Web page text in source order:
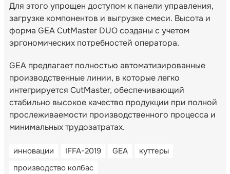
Для этого упрощен доступом к панели управления,
загрузке компонентов и выгрузке смеси. Высота и
форма GEA CutMaster DUO созданы с учетом
эргономических потребностей оператора.
GEA предлагает полностью автоматизированные
производственные линии, в которые легко
интегрируется CutMaster, обеспечивающий
стабильно высокое качество продукции при полной
прослеживаемости производственного процесса и
минимальных трудозатратах.
инновации IFFA-2019 GEA
куттеры
производство колбас